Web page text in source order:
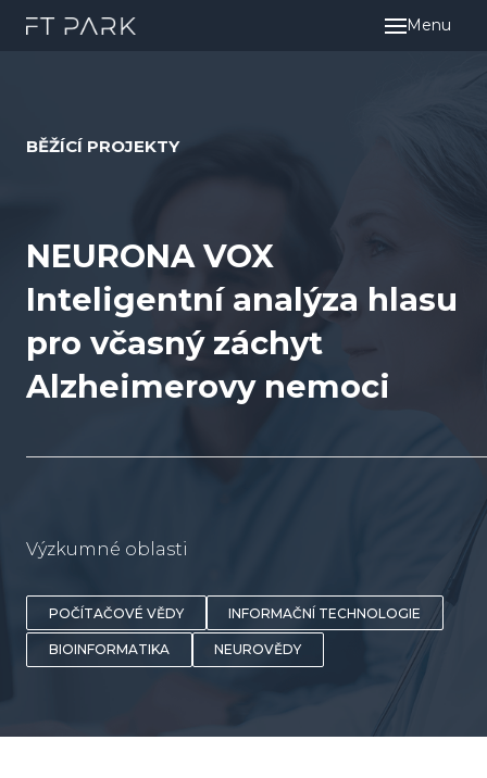
Menu
BĚŽÍCÍ PROJEKTY
NEURONA VOX
Inteligentní analýza hlasu
pro včasný záchyt
Alzheimerovy nemoci
Výzkumné oblasti
POČÍTAČOVÉ VĚDY INFORMAČNÍ TECHNOLOGIE
BIOINFORMATIKA NEUROVĚDY